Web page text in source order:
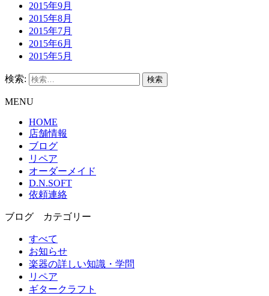
2015年9月
2015年8月
2015年7月
2015年6月
2015年5月
検索:
MENU
HOME
店舗情報
ブログ
リペア
オーダーメイド
D.N.SOFT
依頼連絡
ブログ カテゴリー
すべて
お知らせ
楽器の詳しい知識・学問
リペア
ギタークラフト